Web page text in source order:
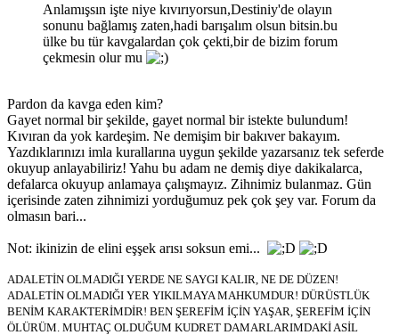
Anlamışsın işte niye kıvırıyorsun,Destiniy'de olayın
sonunu bağlamış zaten,hadi barışalım olsun bitsin.bu
ülke bu tür kavgalardan çok çekti,bir de bizim forum
çekmesin olur mu
Pardon da kavga eden kim?
Gayet normal bir şekilde, gayet normal bir istekte bulundum!
Kıvıran da yok kardeşim. Ne demişim bir bakıver bakayım.
Yazdıklarınızı imla kurallarına uygun şekilde yazarsanız tek seferde
okuyup anlayabiliriz! Yahu bu adam ne demiş diye dakikalarca,
defalarca okuyup anlamaya çalışmayız. Zihnimiz bulanmaz. Gün
içerisinde zaten zihnimizi yorduğumuz pek çok şey var. Forum da
olmasın bari...
Not: ikinizin de elini eşşek arısı soksun emi...
ADALETİN OLMADIĞI YERDE NE SAYGI KALIR, NE DE DÜZEN!
ADALETİN OLMADIĞI YER YIKILMAYA MAHKUMDUR! DÜRÜSTLÜK
BENİM KARAKTERİMDİR! BEN ŞEREFİM İÇİN YAŞAR, ŞEREFİM İÇİN
ÖLÜRÜM. MUHTAÇ OLDUĞUM KUDRET DAMARLARIMDAKİ ASİL